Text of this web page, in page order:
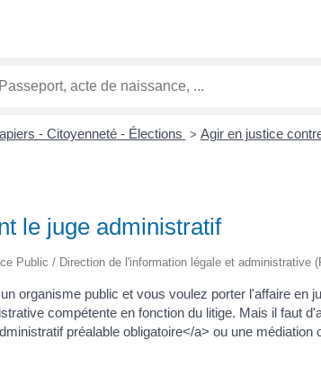
- Citoyenneté - Élections > Agir en justice
le juge administratif
Public / Direction de l'information légale et administrative
organisme public et vous voulez porter l'affaire
compétente en fonction du litige. Mais il faut
préalable obligatoire</a> ou une médiation